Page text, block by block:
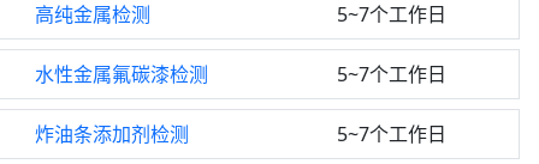
高纯金属检测 5~7个工作日
水性金属氟碳漆检测 5~7个工作日
炸油条添加剂检测 5~7个工作日